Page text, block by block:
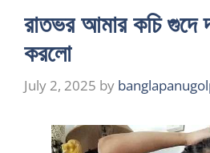
রাতভর আমার কচি গুদে
করলো
July 2, 2025 by